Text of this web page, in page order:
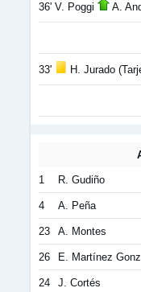
36' V. Poggi A.
33' H. Jurado
1 R. Gudiño
4 A. Peña
23 A. Montes
26 E. Martínez
24 J. Cortés